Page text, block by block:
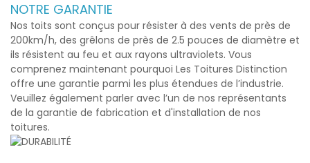
NOTRE GARANTIE
Nos toits sont conçus pour résister à des vents de près de
200km/h, des grêlons de près de 2.5 pouces de diamètre et
ils résistent au feu et aux rayons ultraviolets. Vous
comprenez maintenant pourquoi Les Toitures Distinction
offre une garantie parmi les plus étendues de l’industrie.
Veuillez également parler avec l’un de nos représentants
de la garantie de fabrication et d'installation de nos
toitures.